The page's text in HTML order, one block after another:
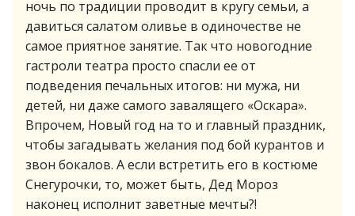
ночь по традиции проводит в кругу семьи, а
давиться салатом оливье в одиночестве не
самое приятное занятие. Так что новогодние
гастроли театра просто спасли ее от
подведения печальных итогов: ни мужа, ни
детей, ни даже самого завалящего «Оскара».
Впрочем, Новый год на то и главный праздник,
чтобы загадывать желания под бой курантов и
звон бокалов. А если встретить его в костюме
Снегурочки, то, может быть, Дед Мороз
наконец исполнит заветные мечты?!